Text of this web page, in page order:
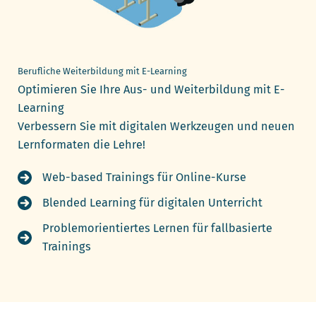
Berufliche Weiterbildung mit E-Learning
Optimieren Sie Ihre Aus- und Weiterbildung mit E-
Learning
Verbessern Sie mit digitalen Werkzeugen und neuen
Lernformaten die Lehre!
Web-based Trainings für Online-Kurse
Blended Learning für digitalen Unterricht
Problemorientiertes Lernen für fallbasierte
Trainings